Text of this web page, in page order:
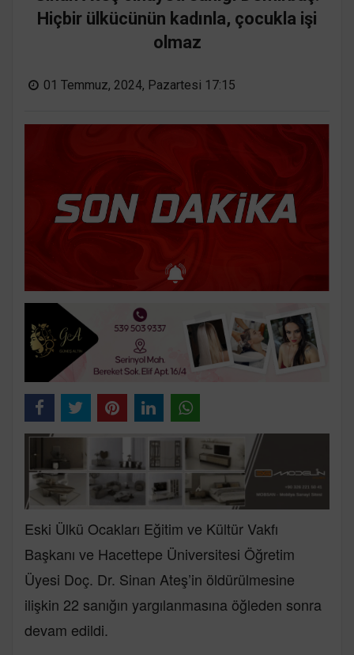
Hiçbir ülkücünün kadınla, çocukla işi
olmaz
01 Temmuz, 2024, Pazartesi 17:15
Eski Ülkü Ocakları Eğitim ve Kültür Vakfı
Başkanı ve Hacettepe Üniversitesi Öğretim
Üyesi Doç. Dr. Sinan Ateş’in öldürülmesine
ilişkin 22 sanığın yargılanmasına öğleden sonra
devam edildi.